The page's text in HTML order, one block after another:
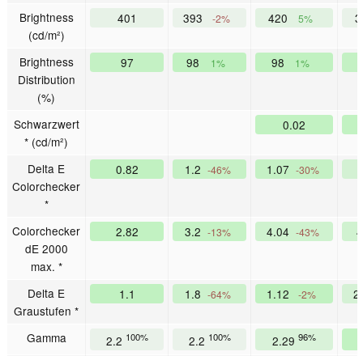
Brightness
(cd/m²)
401 393 -2% 420 5%
Brightness
Distribution
(%)
97 98 1% 98 1%
Schwarzwert
* (cd/m²)
0.02
Delta E
Colorchecker
*
0.82 1.2 -46% 1.07 -30%
Colorchecker
dE 2000
max. *
2.82 3.2 -13% 4.04 -43%
Delta E
Graustufen *
1.1 1.8 -64% 1.12 -2%
Gamma 2.2 100% 2.2 100% 2.29 96%